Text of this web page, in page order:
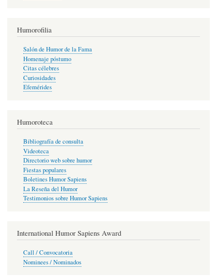
Humorofilia
Salón de Humor de la Fama
Homenaje póstumo
Citas célebres
Curiosidades
Efemérides
Humoroteca
Bibliografía de consulta
Videoteca
Directorio web sobre humor
Fiestas populares
Boletines Humor Sapiens
La Reseña del Humor
Testimonios sobre Humor Sapiens
International Humor Sapiens Award
Call / Convocatoria
Nominees / Nominados